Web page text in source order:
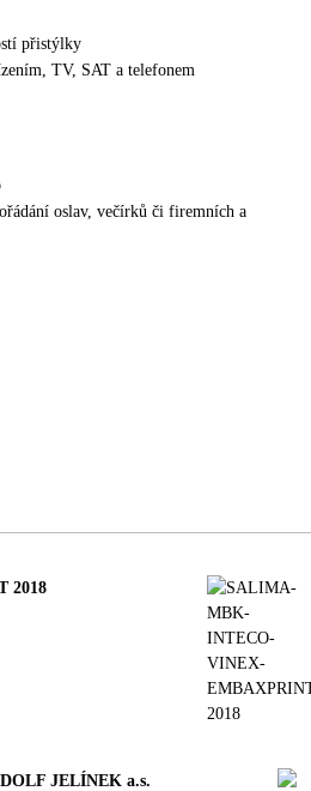
přistýlky
TV, SAT a telefonem
oslav, večírků či firemních a
2018
JELÍNEK a.s.